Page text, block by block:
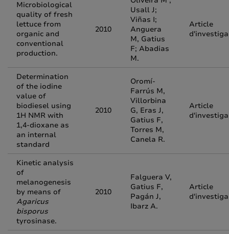
Microbiological
quality of fresh
lettuce from
organic and
conventional
production.
2010
Usall J;
Viñas I;
Anguera
M, Gatius
F; Abadias
M.
Article
Determination
of the iodine
value of
biodiesel using
1H NMR with
1,4-dioxane as
an internal
standard
2010
Oromí-
Farrús M,
Villorbina
G, Eras J,
Gatius F,
Torres M,
Canela R.
Article
Kinetic analysis
of
melanogenesis
by means of
Agaricus
bisporus
tyrosinase.
2010
Falguera V,
Gatius F,
Pagán J,
Ibarz A.
Article